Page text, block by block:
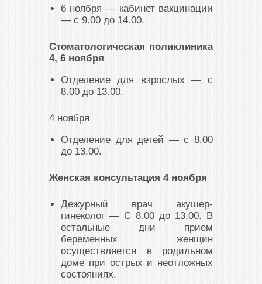
6 ноября — кабинет вакцинации
— с 9.00 до 14.00.
Стоматологическая поликлиника
4, 6 ноября
Отделение для взрослых — с
8.00 до 13.00.
4 ноября
Отделение для детей — с 8.00
до 13.00.
Женская консультация 4 ноября
Дежурный врач акушер-
гинеколог — С 8.00 до 13.00. В
остальные дни прием
беременных женщин
осуществляется в родильном
доме при острых и неотложных
состояниях.